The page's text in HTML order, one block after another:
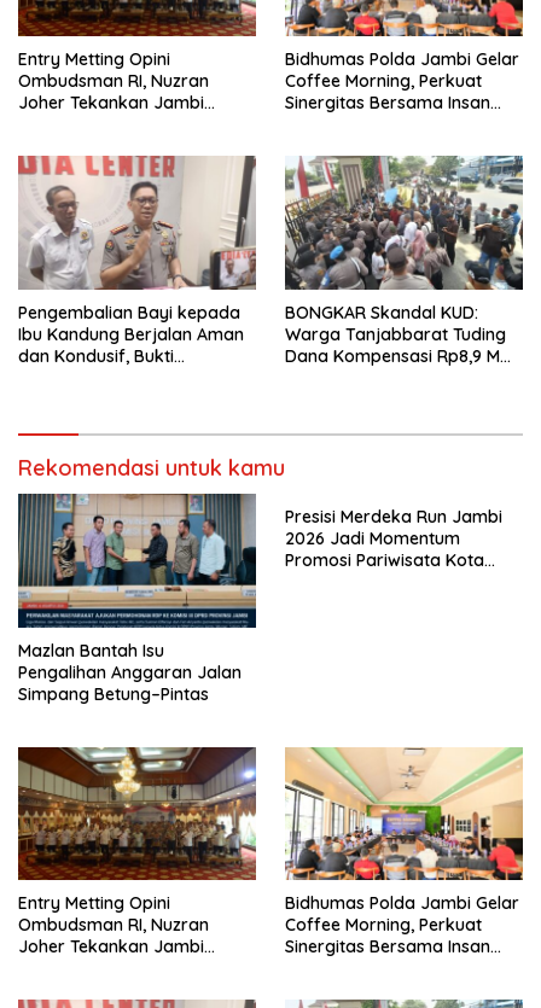
Entry Metting Opini
Ombudsman RI, Nuzran
Joher Tekankan Jambi
Bidhumas Polda Jambi Gelar
Coffee Morning, Perkuat
Sinergitas Bersama Insan
Pengembalian Bayi kepada
Ibu Kandung Berjalan Aman
dan Kondusif, Bukti
BONGKAR Skandal KUD:
Warga Tanjabbarat Tuding
Dana Kompensasi Rp8,9 M
Rekomendasi untuk kamu
Mazlan Bantah Isu
Pengalihan Anggaran Jalan
Simpang Betung–Pintas
Presisi Merdeka Run Jambi
2026 Jadi Momentum
Promosi Pariwisata Kota
Entry Metting Opini
Ombudsman RI, Nuzran
Joher Tekankan Jambi
Bidhumas Polda Jambi Gelar
Coffee Morning, Perkuat
Sinergitas Bersama Insan